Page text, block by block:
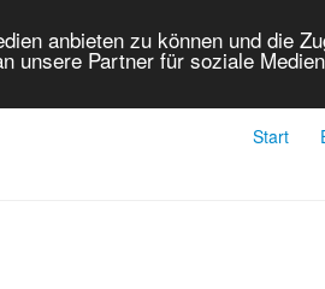
anbieten zu können und die
unsere Partner für soziale
Start